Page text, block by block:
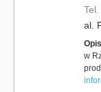
al.
w